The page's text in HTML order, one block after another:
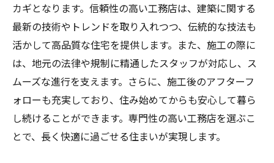
カギとなります。信頼性の高い工務店は、建築に関する
最新の技術やトレンドを取り入れつつ、伝統的な技法も
活かして高品質な住宅を提供します。また、施工の際に
は、地元の法律や規制に精通したスタッフが対応し、ス
ムーズな進行を支えます。さらに、施工後のアフターフ
ォローも充実しており、住み始めてからも安心して暮ら
し続けることができます。専門性の高い工務店を選ぶこ
とで、長く快適に過ごせる住まいが実現します。